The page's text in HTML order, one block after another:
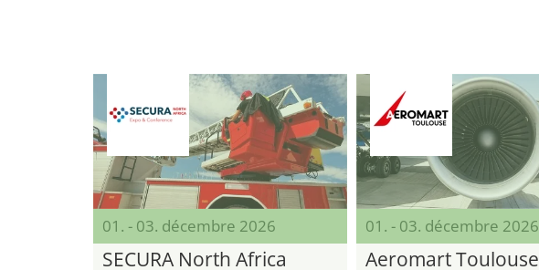
01. - 03. décembre 2026
SECURA North Africa
01. - 03. décembre 2026
Aeromart Toulouse